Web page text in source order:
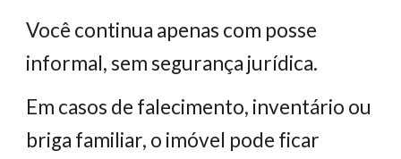
Você continua apenas com posse
informal, sem segurança jurídica.
Em casos de falecimento, inventário ou
briga familiar, o imóvel pode ficar